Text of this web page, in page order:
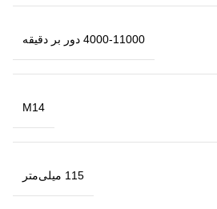
4000-11000 دور بر دقیقه
M14
115 میلی‌متر